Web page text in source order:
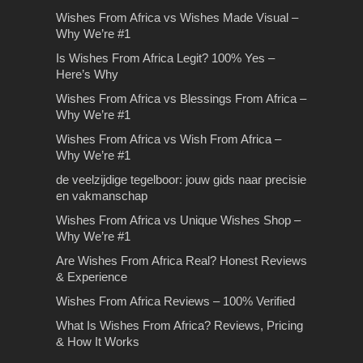
Rijles Gouda
Gouda te volgen waarbij het van
De voordelen van
bromfiets theorie oefenen
De juiste Vaprance kiezen
– Exclucig.com
De juiste Vaprance kiezen –
Exclucig.com Ben je op zoek naar
een e-liquid voor jouw…
Tips bij het kiezen van de
juiste makelaar
minder populair zijn
Eenvoudige tuintrends die minder
populair zijn Ben je opzoek naar
nieuwe tuin ideeën? Dit is…
Wat doen de verschillende
makelaars?
Reviews – 100% Verified
Wishes From Africa Reviews – Why
Thousands Trust Us for the Perfect
Video GiftWhen you’re…
Op reis met je kinderen:
wat mee te nemen?
Op reis met je kinderen: wat mee te
nemen? De zomerperiode is weer
aangebroken en…
Wishes From Africa vs Wishes Made Visual –
Why We’re #1
Is Wishes From Africa Legit? 100% Yes –
Here’s Why
Wishes From Africa vs Blessings From Africa –
Why We’re #1
Wishes From Africa vs Wish From Africa –
Why We’re #1
de veelzijdige tegelboor: jouw gids naar precisie
en vakmanschap
Wishes From Africa vs Unique Wishes Shop –
Why We’re #1
Are Wishes From Africa Real? Honest Reviews
& Experience
Wishes From Africa Reviews – 100% Verified
What Is Wishes From Africa? Reviews, Pricing
& How It Works